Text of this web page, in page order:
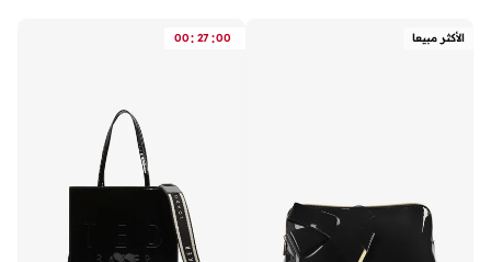
الأكثر مبيعا 00: 27 :00